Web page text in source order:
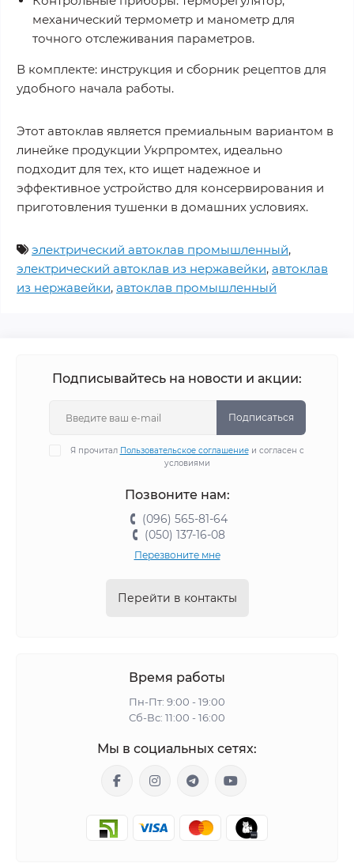
механический термометр и манометр для
точного отслеживания параметров.
В комплекте: инструкция и сборник рецептов для
удобного начала работы.
Этот автоклав является премиальным вариантом в
линейке продукции Укрпромтех, идеально
подходит для тех, кто ищет надежное и
эффективное устройство для консервирования и
приготовления тушенки в домашних условиях.
электрический автоклав промышленный,
электрический автоклав из нержавейки, автоклав
из нержавейки, автоклав промышленный
Подписывайтесь на новости и акции:
Подписаться
Я прочитал Пользовательское соглашениеи согласен с
условиями
Позвоните нам:
(096) 565-81-64
(050) 137-16-08
Перезвоните мне
Перейти в контакты
Время работы
Пн-Пт: 9:00 - 19:00
Сб-Вс: 11:00 - 16:00
Мы в социальных сетях: